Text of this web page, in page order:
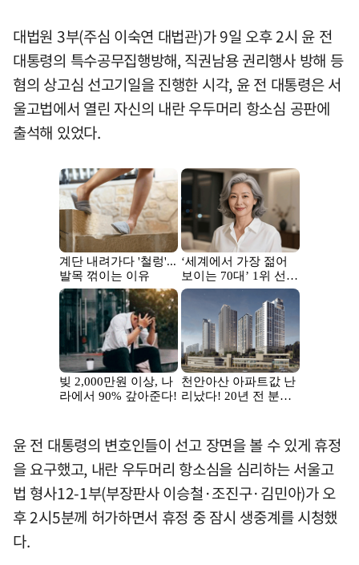
대법원 3부(주심 이숙연 대법관)가 9일 오후 2시 윤 전
대통령의 특수공무집행방해, 직권남용 권리행사 방해 등
혐의 상고심 선고기일을 진행한 시각, 윤 전 대통령은 서
울고법에서 열린 자신의 내란 우두머리 항소심 공판에
출석해 있었다.
윤 전 대통령의 변호인들이 선고 장면을 볼 수 있게 휴정
을 요구했고, 내란 우두머리 항소심을 심리하는 서울고
법 형사12-1부(부장판사 이승철·조진구·김민아)가 오
후 2시5분께 허가하면서 휴정 중 잠시 생중계를 시청했
다.